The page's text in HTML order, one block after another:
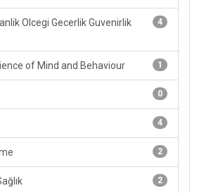
4
Olcegi Gecerlik Guvenirlik
1
of Mind and Behaviour
0
4
2
2